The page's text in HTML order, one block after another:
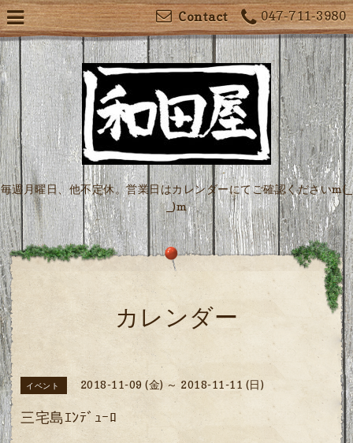
047-711-3980
Contact
毎週月曜日、他不定休。営業日はカレンダーにてご確認くださいm(_
_)m
カレンダー
イベント 2018-11-09 (金) ～ 2018-11-11 (日)
三宅島ｴﾝﾃﾞｭｰﾛ